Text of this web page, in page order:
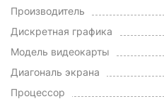
Производитель
Дискретная графика
Модель видеокарты
Диагональ экрана
Процессор